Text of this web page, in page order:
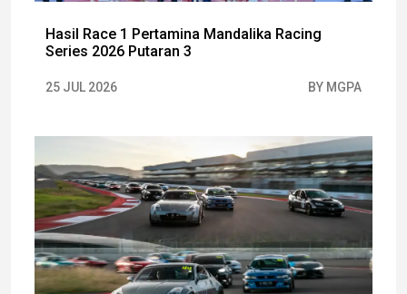
Hasil Race 1 Pertamina Mandalika Racing
Series 2026 Putaran 3
25 JUL 2026 BY MGPA